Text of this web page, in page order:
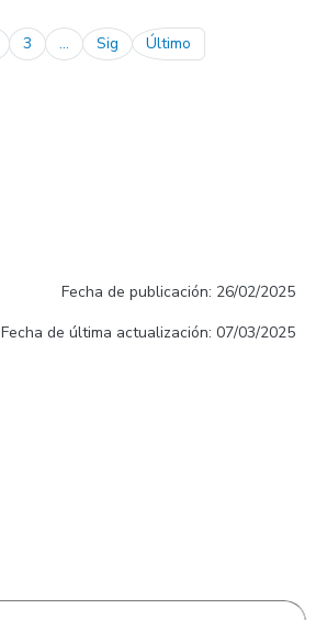
Pagination
3 … SigNext page
ÚltimoLast page
Fecha de publicación: 26/02/2025
Fecha de última actualización: 07/03/2025